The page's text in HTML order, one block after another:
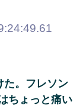
た。フレソン
ちょっと痛い